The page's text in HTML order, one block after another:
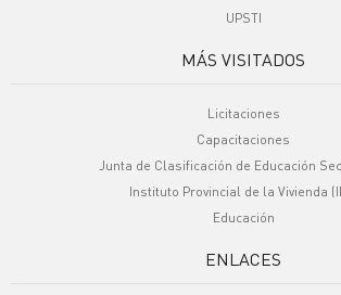
UPSTI
MÁS VISITADOS
Licitaciones
Capacitaciones
Junta de Clasificación de Educación
Instituto Provincial de la Vivienda
Educación
ENLACES